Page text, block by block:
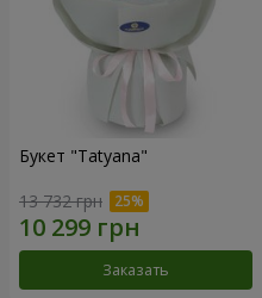
Букет "Tatyana"
13 732 грн
Заказать